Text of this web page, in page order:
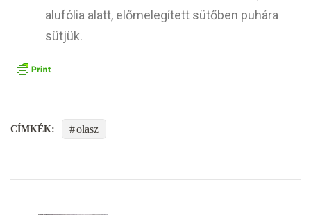
alufólia alatt, előmelegített sütőben puhára
sütjük.
CÍMKÉK: olasz